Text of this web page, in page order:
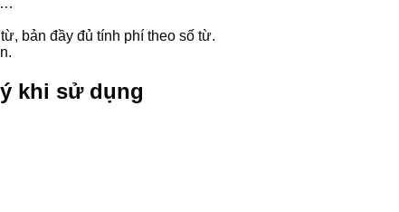
bản đầy đủ tính phí theo số từ.
khi sử dụng